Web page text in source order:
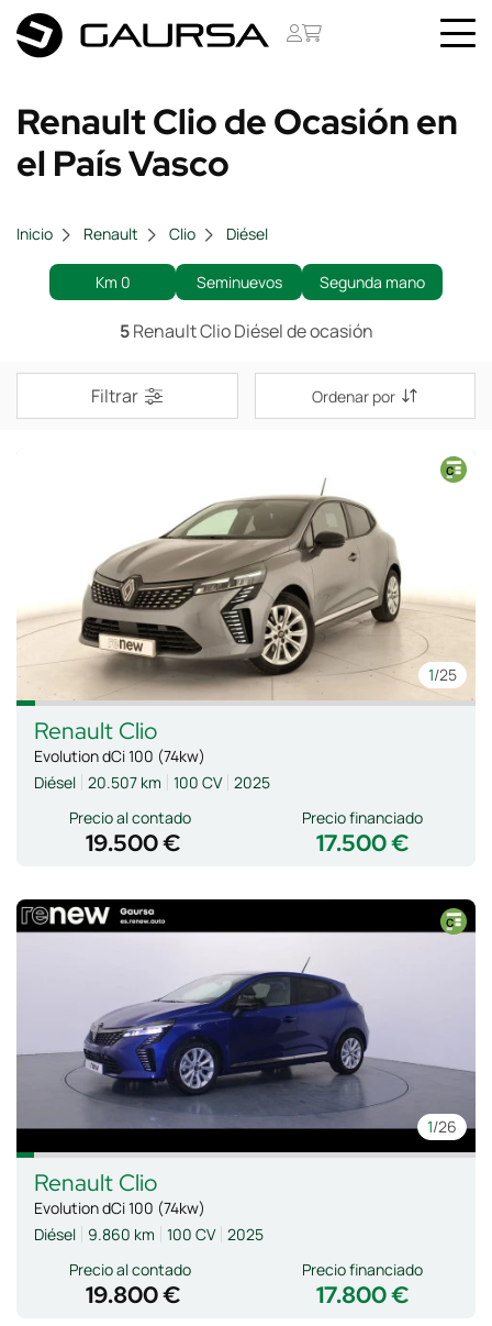
Renault Clio de Ocasión en
el País Vasco
Inicio Renault Clio Diésel
Km 0 Seminuevos Segunda mano
5Renault Clio Diésel de ocasión
Filtrar Ordenar por
1/25
Renault Clio
Evolution dCi 100 (74kw)
Diésel 20.507 km 100 CV 2025
Precio al contado
19.500 € 17.500 €
Precio financiado
1/26
Renault Clio
Evolution dCi 100 (74kw)
Diésel
9.860 km 100 CV 2025
Precio al contado
19.800 € 17.800 €
Precio financiado